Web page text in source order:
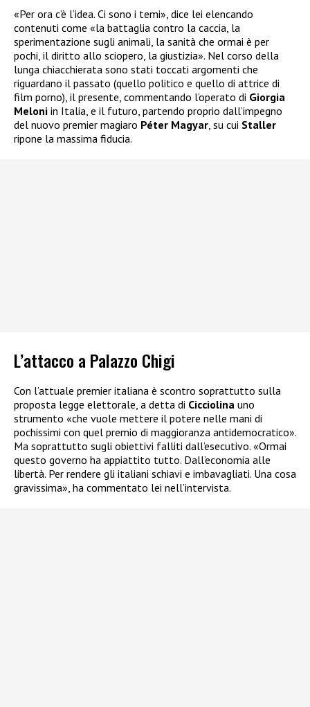
«Per ora c’è l’idea. Ci sono i temi», dice lei elencando
contenuti come «la battaglia contro la caccia, la
sperimentazione sugli animali, la sanità che ormai è per
pochi, il diritto allo sciopero, la giustizia». Nel corso della
lunga chiacchierata sono stati toccati argomenti che
riguardano il passato (quello politico e quello di attrice di
film porno), il presente, commentando l’operato di Giorgia
Meloni in Italia, e il futuro, partendo proprio dall’impegno
del nuovo premier magiaro Péter Magyar , su cui Staller
ripone la massima fiducia.
L’attacco a Palazzo Chigi
Con l’attuale premier italiana è scontro soprattutto sulla
proposta legge elettorale, a detta di Cicciolina uno
strumento «che vuole mettere il potere nelle mani di
pochissimi con quel premio di maggioranza antidemocratico».
Ma soprattutto sugli obiettivi falliti dall’esecutivo. «Ormai
questo governo ha appiattito tutto. Dall’economia alle
libertà. Per rendere gli italiani schiavi e imbavagliati. Una cosa
gravissima», ha commentato lei nell’intervista.